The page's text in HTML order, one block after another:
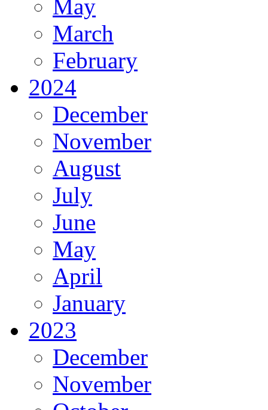
May
March
February
2024
December
November
August
July
June
May
April
January
2023
December
November